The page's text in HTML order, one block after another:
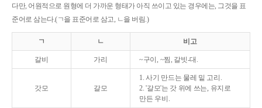
다만, 어원적으로 원형에 더 가까운 형태가 아직 쓰이고 있는 경우에는, 그것을 표
준어로 삼는다.(ㄱ을 표준어로 삼고, ㄴ을 버림.)
ㄱ ㄴ 비고
갈비 가리 ~구이, ~찜, 갈빗-대.
갓모 갈모
1. 사기 만드는 물레 밑 고리.
2. '갈모'는 갓 위에 쓰는, 유지로
만든 우비.